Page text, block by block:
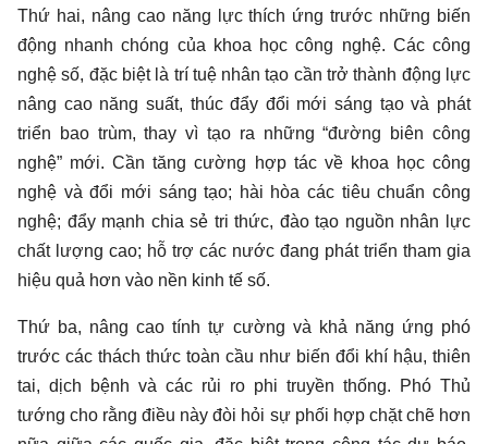
Thứ hai, nâng cao năng lực thích ứng trước những biến
động nhanh chóng của khoa học công nghệ. Các công
nghệ số, đặc biệt là trí tuệ nhân tạo cần trở thành động lực
nâng cao năng suất, thúc đẩy đổi mới sáng tạo và phát
triển bao trùm, thay vì tạo ra những “đường biên công
nghệ” mới. Cần tăng cường hợp tác về khoa học công
nghệ và đổi mới sáng tạo; hài hòa các tiêu chuẩn công
nghệ; đẩy mạnh chia sẻ tri thức, đào tạo nguồn nhân lực
chất lượng cao; hỗ trợ các nước đang phát triển tham gia
hiệu quả hơn vào nền kinh tế số.
Thứ ba, nâng cao tính tự cường và khả năng ứng phó
trước các thách thức toàn cầu như biến đổi khí hậu, thiên
tai, dịch bệnh và các rủi ro phi truyền thống. Phó Thủ
tướng cho rằng điều này đòi hỏi sự phối hợp chặt chẽ hơn